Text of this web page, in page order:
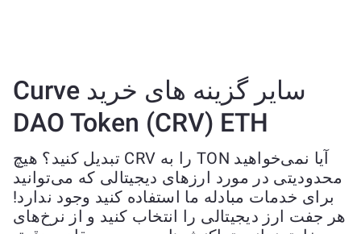
سایر گزینه های خرید Curve
DAO Token (CRV) ETH
آیا نمی‌خواهید TON را به CRV تبدیل کنید؟ هیچ
محدودیتی در مورد ارزهای دیجیتالی که می‌توانید
برای خدمات مبادله ما استفاده کنید وجود ندارد!
هر جفت ارز دیجیتالی را انتخاب کنید و از نرخ‌های